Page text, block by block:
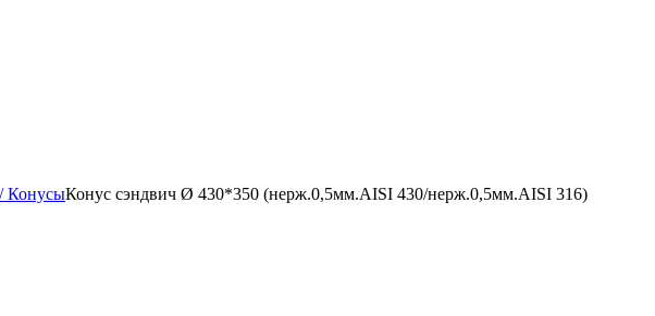
КонусыКонус сэндвич Ø 430*350 (нерж.0,5мм.AISI 430/нерж.0,5мм.AISI 316)